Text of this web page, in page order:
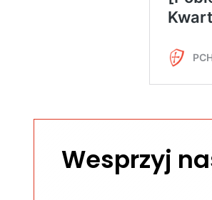
Wesprzyj